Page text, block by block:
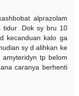
alprazolam
tidur .Dok sy bru 10
kecanduan kalo ga
sy d alihkan ke
tp belom
caranya berhenti